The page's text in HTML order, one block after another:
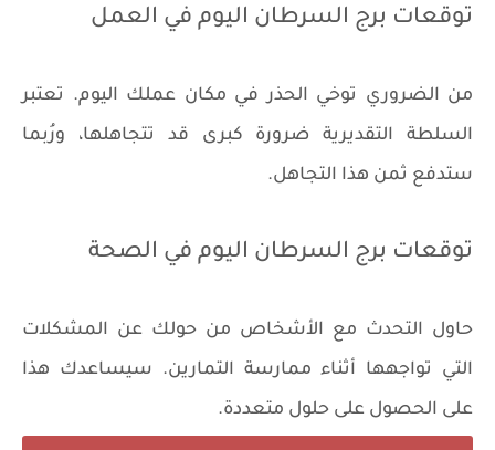
توقعات برج السرطان اليوم في العمل
من الضروري توخي الحذر في مكان عملك اليوم. تعتبر
السلطة التقديرية ضرورة كبرى قد تتجاهلها، ورُبما
ستدفع ثمن هذا التجاهل.
توقعات برج السرطان اليوم في الصحة
حاول التحدث مع الأشخاص من حولك عن المشكلات
التي تواجهها أثناء ممارسة التمارين. سيساعدك هذا
على الحصول على حلول متعددة.